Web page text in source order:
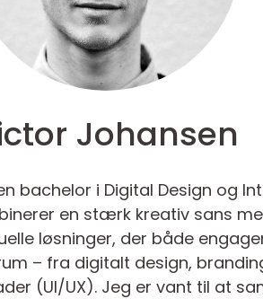
Johansen
bachelor i Digital Design og
en stærk kreativ sans
løsninger, der både
– fra digitalt design,
(UI/UX). Jeg er vant til at